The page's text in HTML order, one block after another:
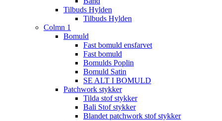
Tilbuds Hylden
Tilbuds Hylden
Colmn 1
Bomuld
Fast bomuld ensfarvet
Fast bomuld
Bomulds Poplin
Bomuld Satin
SE ALT I BOMULD
Patchwork stykker
Tilda stof stykker
Bali Stof stykker
Blandet patchwork stof stykker